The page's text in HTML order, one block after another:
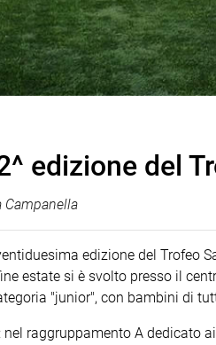
edizione del
Campanella
edizione del Trofeo
estate si è svolto presso il
"junior", con bambini di
raggruppamento A dedicato